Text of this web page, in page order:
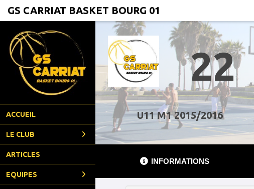
GS CARRIAT BASKET BOURG 01
ACCUEIL
LE CLUB
ARTICLES
EQUIPES
22
U11 M1 2015/2016
INFORMATIONS